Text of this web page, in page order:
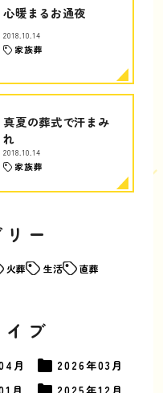
心暖まるお通夜
2018.10.14
家族葬
真夏の葬式で汗まみ
れ
2018.10.14
家族葬
ー
火葬 生活
直葬
イブ
月 2026年03月
月 2025年12月